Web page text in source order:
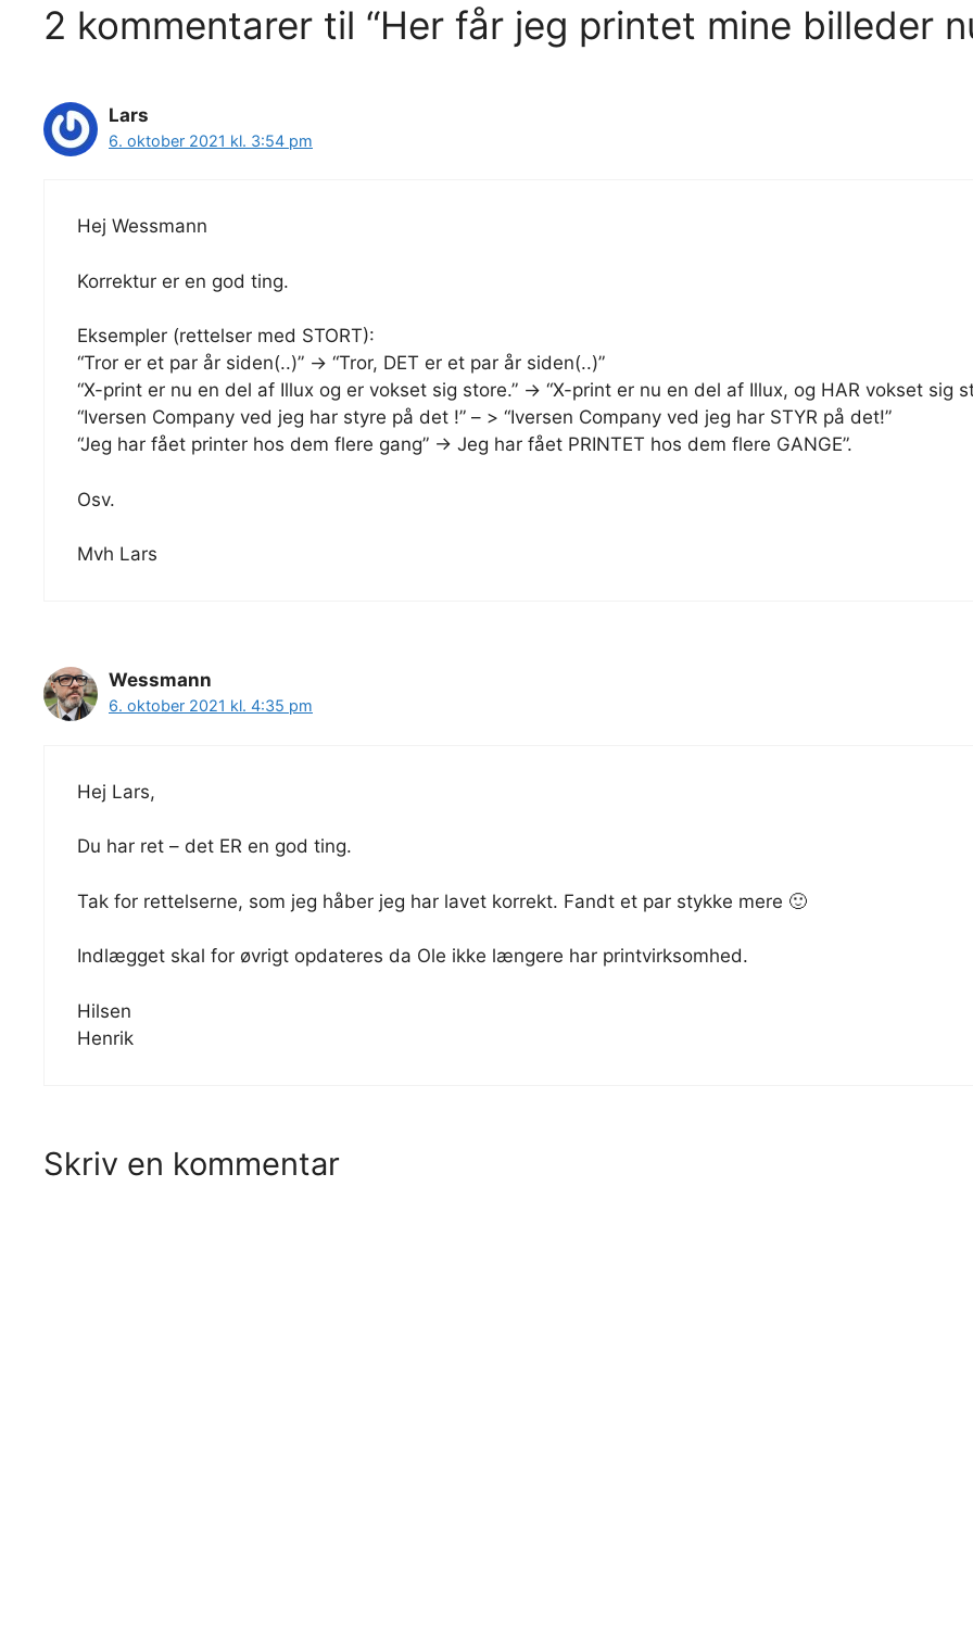
2 kommentarer til “Her får jeg printet mine billeder
Lars
6. oktober 2021 kl. 3:54 pm
Hej Wessmann
Korrektur er en god ting.
Eksempler (rettelser med STORT):
“Tror er et par år siden(..)” -> “Tror, DET er et par år siden(..)”
“X-print er nu en del af Illux og er vokset sig store.” -> “X-print er nu en del af Illux, og HAR vokset sig
“Iversen Company ved jeg har styre på det !” – > “Iversen Company ved jeg har STYR på det!”
“Jeg har fået printer hos dem flere gang” -> Jeg har fået PRINTET hos dem flere GANGE”.
Osv.
Mvh Lars
Wessmann
6. oktober 2021 kl. 4:35 pm
Hej Lars,
Du har ret – det ER en god ting.
Tak for rettelserne, som jeg håber jeg har lavet korrekt. Fandt et par stykke mere 🙂
Indlægget skal for øvrigt opdateres da Ole ikke længere har printvirksomhed.
Hilsen
Henrik
Skriv en kommentar